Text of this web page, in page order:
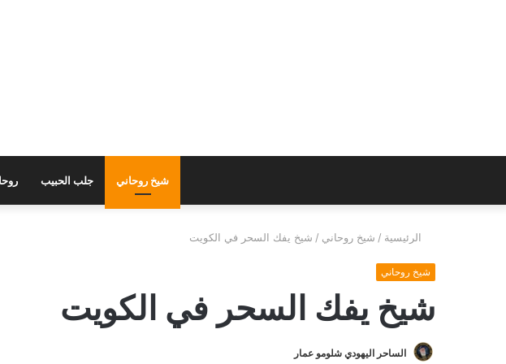
شيخ روحاني جلب الحبيب
الرئيسية / شيخ روحاني / شيخ يفك السحر في الكويت
شيخ روحاني
شيخ يفك السحر في الكويت
الساحر اليهودي شلومو عمار